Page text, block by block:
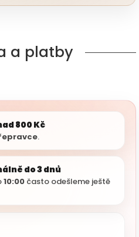
a platby
800 Kč
.
do 3 dnů
10:00 často odešleme ještě